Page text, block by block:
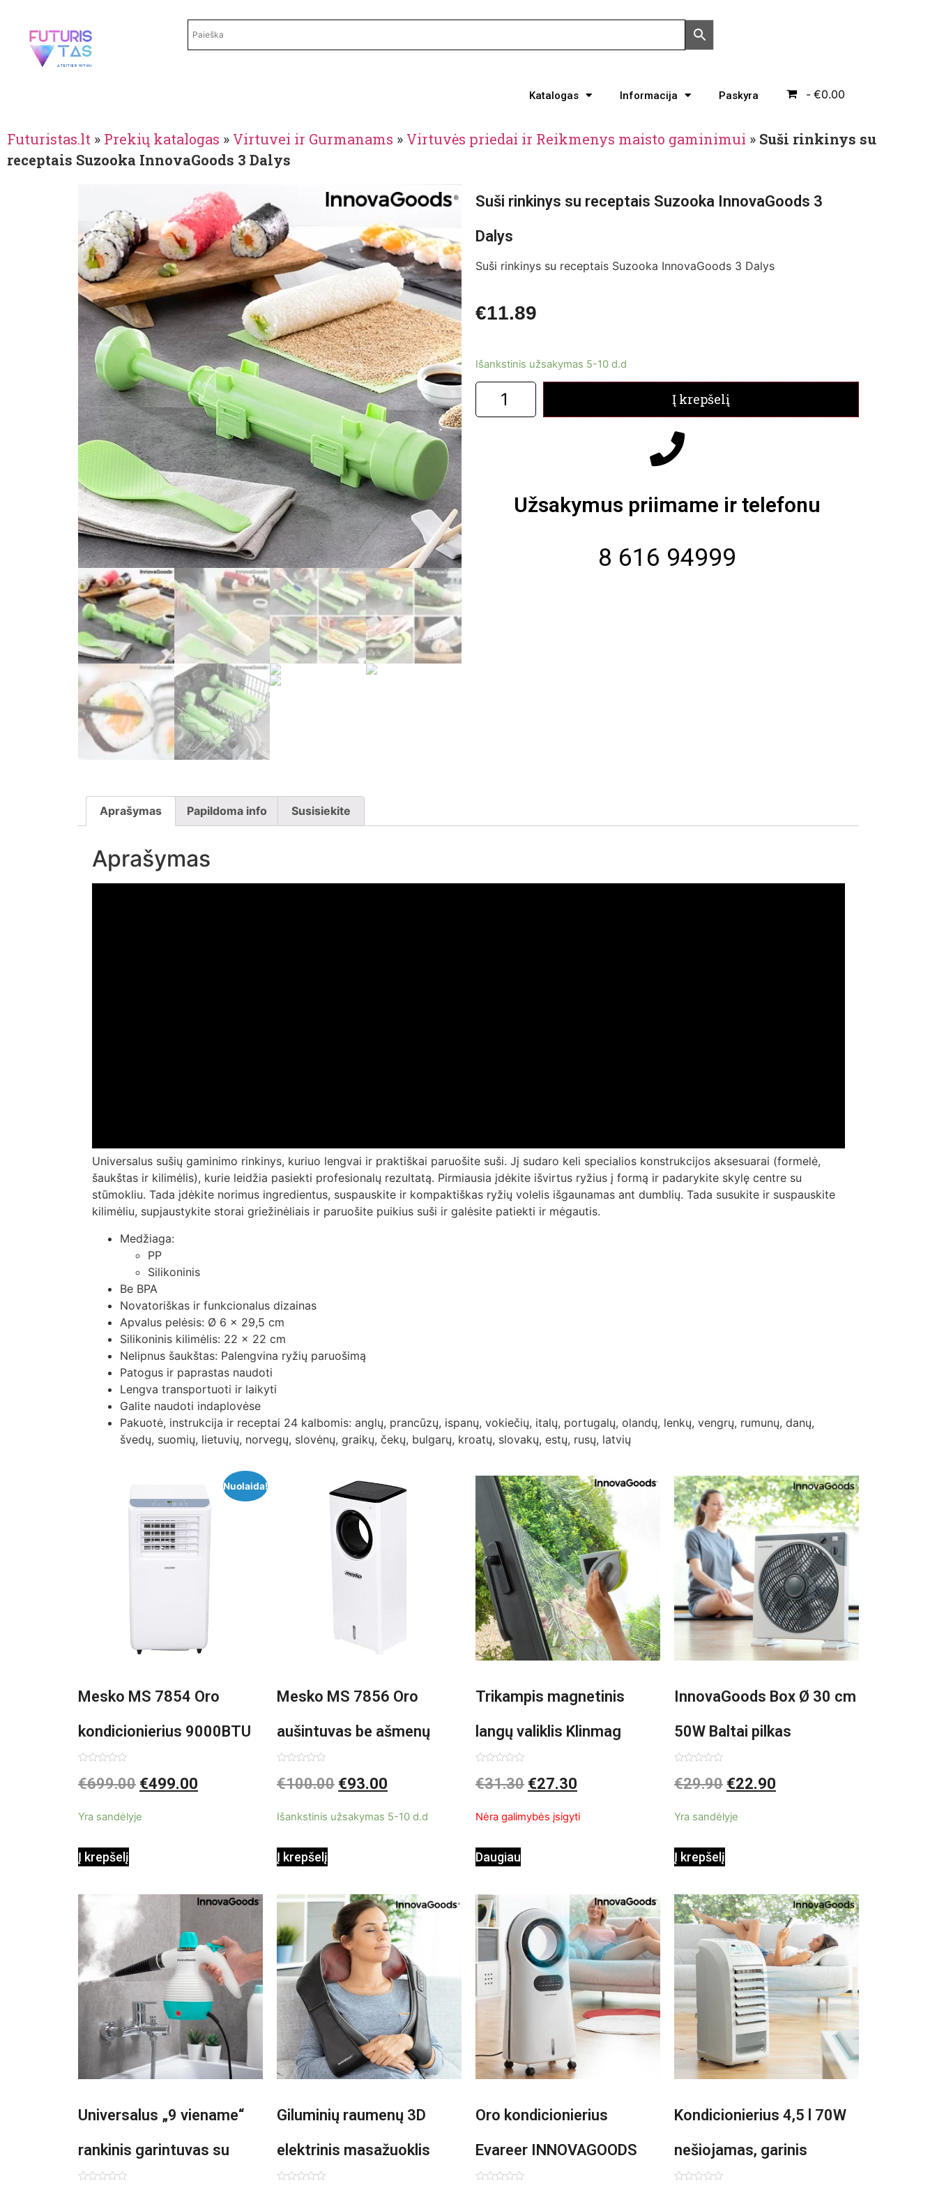
Katalogas Informacija Paskyra €0.00
Futuristas.lt » Prekių katalogas » Virtuvei ir Gurmanams » Virtuvės priedai ir Reikmenys maisto gaminimui » Suši rinkinys su
receptais Suzooka InnovaGoods 3 Dalys
Suši rinkinys su receptais Suzooka InnovaGoods 3
Dalys
Suši rinkinys su receptais Suzooka InnovaGoods 3 Dalys
€11.89
Išankstinis užsakymas 5-10 d.d
Į krepšelį
Užsakymus priimame ir telefonu
8 616 94999
Aprašymas Papildoma info Susisiekite
Aprašymas
Universalus sušių gaminimo rinkinys, kuriuo lengvai ir praktiškai paruošite suši. Jį sudaro keli specialios konstrukcijos aksesuarai (formelė,
šaukštas ir kilimėlis), kurie leidžia pasiekti profesionalų rezultatą. Pirmiausia įdėkite išvirtus ryžius į formą ir padarykite skylę centre su
stūmokliu. Tada įdėkite norimus ingredientus, suspauskite ir kompaktiškas ryžių volelis išgaunamas ant dumblių. Tada susukite ir suspauskite
kilimėliu, supjaustykite storai griežinėliais ir paruošite puikius suši ir galėsite patiekti ir mėgautis.
Medžiaga:
PP
Silikoninis
Be BPA
Novatoriškas ir funkcionalus dizainas
Apvalus pelėsis: Ø 6 x 29,5 cm
Silikoninis kilimėlis: 22 x 22 cm
Nelipnus šaukštas: Palengvina ryžių paruošimą
Patogus ir paprastas naudoti
Lengva transportuoti ir laikyti
Galite naudoti indaplovėse
Pakuotė, instrukcija ir receptai 24 kalbomis: anglų, prancūzų, ispanų, vokiečių, italų, portugalų, olandų, lenkų, vengrų, rumunų, danų,
švedų, suomių, lietuvių, norvegų, slovėnų, graikų, čekų, bulgarų, kroatų, slovakų, estų, rusų, latvių
Nuolaida!
Mesko MS 7854 Oro
kondicionierius 9000BTU
0
iš
€699.00 €499.00
Yra sandėlyje
Į krepšelį
Mesko MS 7856 Oro
aušintuvas be ašmenų
3in1
0
iš
€100.00 €93.00
Išankstinis užsakymas 5-10 d.d
Į krepšelį
Trikampis magnetinis
langų valiklis Klinmag
InnovaGoods
0
iš
€31.30 €27.30
Nėra galimybės įsigyti
Daugiau
InnovaGoods Box Ø 30 cm
50W Baltai pilkas
pastatomas ventiliatorius
0
iš
€29.90 €22.90
Yra sandėlyje
Į krepšelį
Universalus „9 viename“
rankinis garintuvas su
Giluminių raumenų 3D
elektrinis masažuoklis
Oro kondicionierius
Evareer INNOVAGOODS
Kondicionierius 4,5 l 70W
nešiojamas, garinis